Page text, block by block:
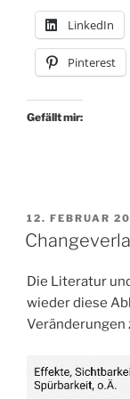
LinkedIn
Pinterest
Gefällt mir:
AM
12. FEBRUAR
Die Literatur
wieder diese
Veränderungen